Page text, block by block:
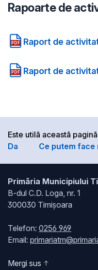
Rapoarte de
PDF Raport de
PDF Raport de
Este utilă această
Da
Ce putem face
Primăria Municipiului
B-dul C.D. Loga, nr. 1
300030 Timișoara
Telefon: 0256 969
Email:
Mergi sus